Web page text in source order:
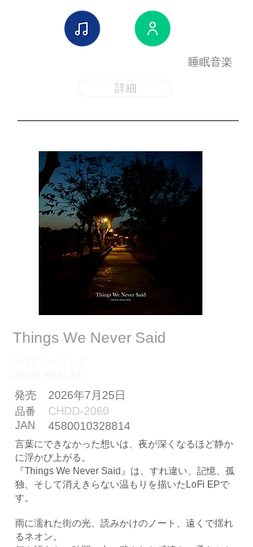
睡眠音楽
詳細
Things We Never Said
​発売 2026年7月25日
品番 CHDD-2060
JAN 4580010328814
言葉にできなかった想いは、夜が深くなるほど静か
に浮かび上がる。
『Things We Never Said』は、すれ違い、記憶、孤
独、そして消えきらない温もりを描いたLoFi EPで
す。
雨に濡れた街の光、読みかけのノート、遠くで揺れ
るネオン。